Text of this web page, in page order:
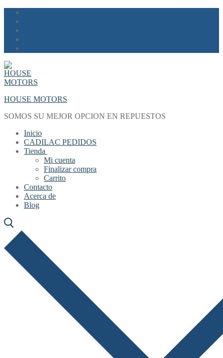
Skip
content
Menu
Close
HOUSE MOTORS
SOMOS SU MEJOR OPCION EN REPUESTOS
Inicio
CADILAC PEDIDOS
Tienda
Mi cuenta
Finalizar compra
Carrito
Contacto
Acerca de
Blog